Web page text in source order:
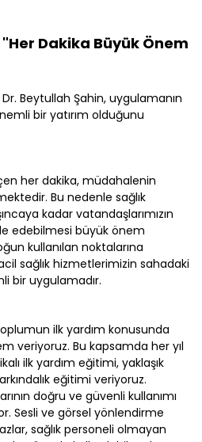
Dakika Büyük Önem
Beytullah Şahin, uygulamanın
bir yatırım olduğunu
her dakika, müdahalenin
Bu nedenle sağlık
kadar vatandaşlarımızın
edebilmesi büyük önem
kullanılan noktalarına
sağlık hizmetlerimizin sahadaki
bir uygulamadır.
ilk yardım konusunda
veriyoruz. Bu kapsamda her yıl
ilk yardım eğitimi, yaklaşık
eğitimi veriyoruz.
doğru ve güvenli kullanımı
Sesli ve görsel yönlendirme
sağlık personeli olmayan